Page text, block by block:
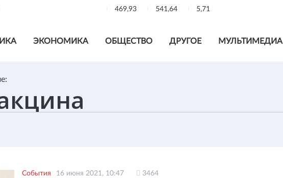
469,93 541,64 5,71
ЭКОНОМИКА ОБЩЕСТВО ДРУГОЕ МУЛЬТИМЕДИА
События 16 июня 2021, 10:47 3464